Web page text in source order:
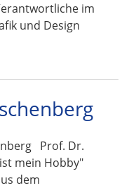
im
und Design
Prof. Dr.
mein Hobby"
dem